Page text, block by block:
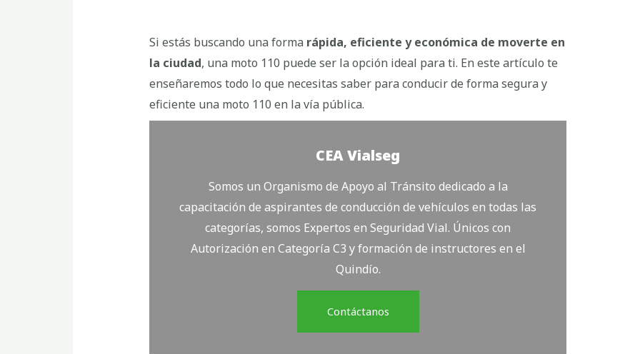
Si estás buscando una forma rápida, eficiente y económica de moverte en
la ciudad, una moto 110 puede ser la opción ideal para ti. En este artículo te
enseñaremos todo lo que necesitas saber para conducir de forma segura y
eficiente una moto 110 en la vía pública.
CEA Vialseg
Somos un Organismo de Apoyo al Tránsito dedicado a la
capacitación de aspirantes de conducción de vehículos en todas las
categorías, somos Expertos en Seguridad Vial. Únicos con
Autorización en Categoría C3 y formación de instructores en el
Quindío.
Contáctanos